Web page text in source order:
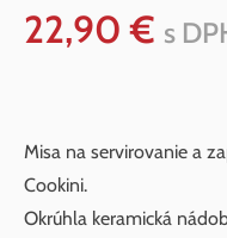
22,90 € s
Misa na servirovanie a
Cookini.
Okrúhla keramická